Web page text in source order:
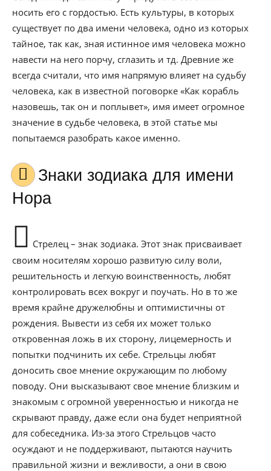
носить его с гордостью. Есть культуры, в которых
существует по два имени человека, одно из которых
тайное, так как, зная истинное имя человека можно
навести на него порчу, сглазить и тд. Древние же
всегда считали, что имя напрямую влияет на судьбу
человека, как в известной поговорке «Как корабль
назовешь, так он и поплывет», имя имеет огромное
значение в судьбе человека, в этой статье мы
попытаемся разобрать какое именно.
Знаки зодиака для имени
Нора
Стрелец – знак зодиака. Этот знак присваивает
своим носителям хорошо развитую силу воли,
решительность и легкую воинственность, любят
контролировать всех вокруг и поучать. Но в то же
время крайне дружелюбны и оптимистичны от
рождения. Вывести из себя их может только
откровенная ложь в их сторону, лицемерность и
попытки подчинить их себе. Стрельцы любят
доносить свое мнение окружающим по любому
поводу. Они высказывают свое мнение близким и
знакомым с огромной уверенностью и никогда не
скрывают правду, даже если она будет неприятной
для собеседника. Из-за этого Стрельцов часто
осуждают и не поддерживают, пытаются научить
правильной жизни и вежливости, а они в свою